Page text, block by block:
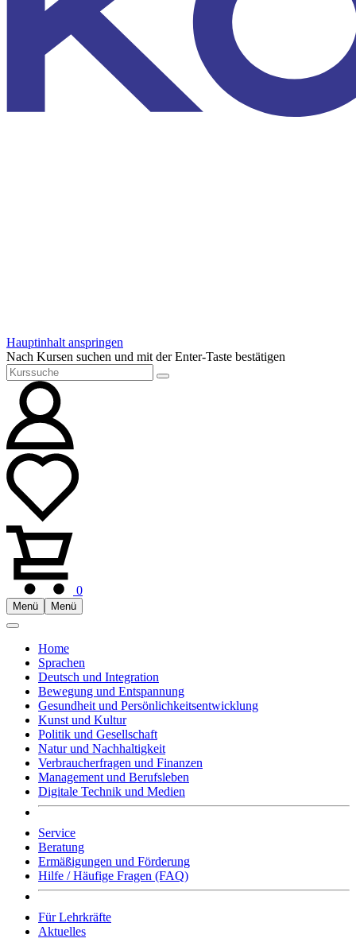
Hauptinhalt anspringen
Nach Kursen suchen und mit der Enter-Taste bestätigen
0
Menü Menü
Home
Sprachen
Deutsch und Integration
Bewegung und Entspannung
Gesundheit und Persönlichkeitsentwicklung
Kunst und Kultur
Politik und Gesellschaft
Natur und Nachhaltigkeit
Verbraucherfragen und Finanzen
Management und Berufsleben
Digitale Technik und Medien
Service
Beratung
Ermäßigungen und Förderung
Hilfe / Häufige Fragen (FAQ)
Für Lehrkräfte
Aktuelles